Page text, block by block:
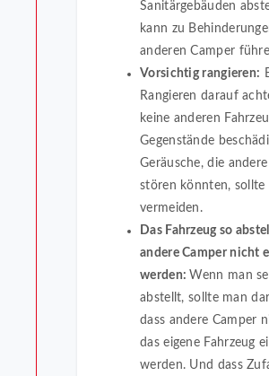
Sanitärgebäuden
kann zu
anderen Camper
Vorsichtig rangieren:
Rangieren darauf
keine anderen
Gegenstände
Geräusche, die
stören könnten, sollte
vermeiden.
Das Fahrzeug so
andere Camper nicht
werden: Wenn man
abstellt, sollte man
dass andere Camper
das eigene Fahrzeug
werden. Und dass